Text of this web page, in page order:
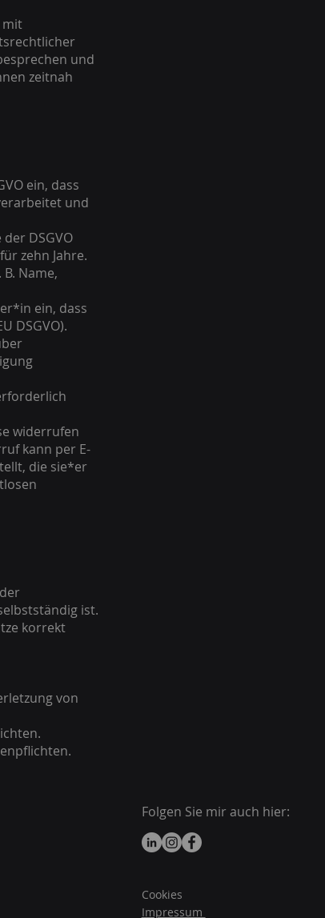
mit
und
zeitnah
ein, dass
und
DSGVO
zehn Jahre.
Name,
ein, dass
DSGVO).
widerrufen
kann per E-
die sie*er
ist.
korrekt
von
Folgen Sie mir auch hier:
Cookies
Impressum